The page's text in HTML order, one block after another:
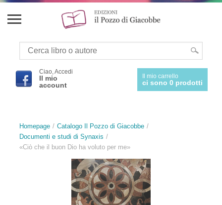
Ciao, Accedi
Il mio
account
Il mio carrello
ci sono 0 prodotti
Homepage
Catalogo Il Pozzo di Giacobbe
Documenti e studi di Synaxis
«Ciò che il buon Dio ha voluto per me»